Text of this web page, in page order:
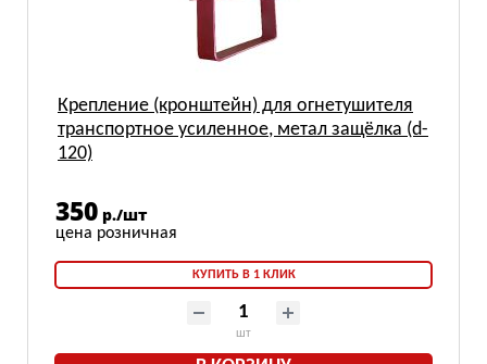
Крепление (кронштейн) для огнетушителя
транспортное усиленное, метал защёлка (d-
120)
350 р./шт
КУПИТЬ В 1 КЛИК
шт